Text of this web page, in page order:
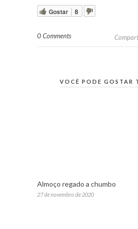
Gostar 8
0 Comments
VOCÊ PODE GOSTAR
Almoço regado a chumbo
27 de novembro de 2020